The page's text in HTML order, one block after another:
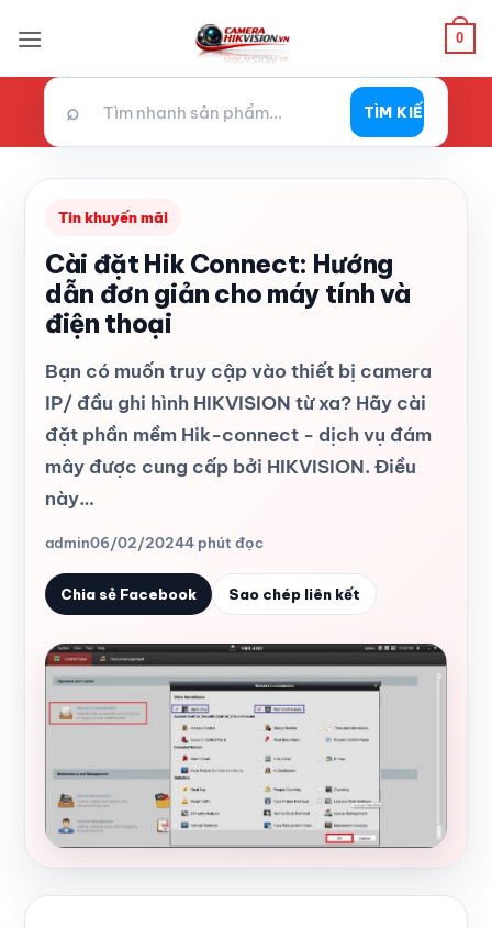
qua
0
⌕ TÌM KIẾM
Tin khuyến mãi
Cài đặt Hik Connect: Hướng
dẫn đơn giản cho máy tính và
điện thoại
Bạn có muốn truy cập vào thiết bị camera
IP/ đầu ghi hình HIKVISION từ xa? Hãy cài
đặt phần mềm Hik-connect - dịch vụ đám
mây được cung cấp bởi HIKVISION. Điều
này…
admin06/02/20244 phút đọc
Chia sẻ Facebook Sao chép liên kết